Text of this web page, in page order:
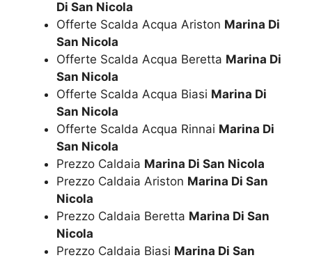
Di San Nicola
Offerte Scalda Acqua Ariston Marina Di
San Nicola
Offerte Scalda Acqua Beretta Marina Di
San Nicola
Offerte Scalda Acqua Biasi Marina Di
San Nicola
Offerte Scalda Acqua Rinnai Marina Di
San Nicola
Prezzo Caldaia Marina Di San Nicola
Prezzo Caldaia Ariston Marina Di San
Nicola
Prezzo Caldaia Beretta Marina Di San
Nicola
Prezzo Caldaia Biasi Marina Di San